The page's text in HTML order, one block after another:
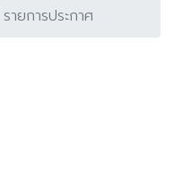
รายการประกาศ